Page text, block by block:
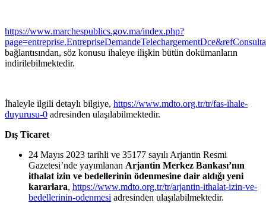
https://www.marchespublics.gov.ma/index.php?
bağlantısından, söz konusu ihaleye ilişkin bütün dokümanların
indirilebilmektedir.
İhaleyle ilgili detaylı bilgiye, https://www.mdto.org.tr/tr/fas-ihale-
duyurusu-0 adresinden ulaşılabilmektedir.
Dış Ticaret
24 Mayıs 2023 tarihli ve 35177 sayılı Arjantin Resmi
Gazetesi’nde yayımlanan Arjantin Merkez Bankası’nın
ithalat izin ve bedellerinin ödenmesine dair aldığı yeni
kararlara, https://www.mdto.org.tr/tr/arjantin-ithalat-izin-ve-
bedellerinin-odenmesi adresinden ulaşılabilmektedir.